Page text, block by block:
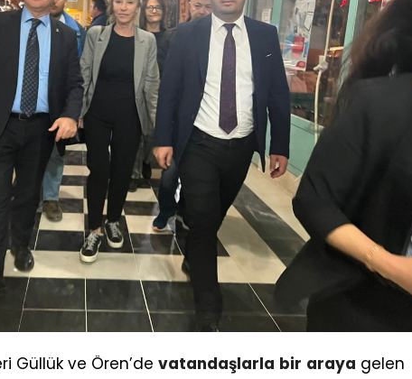
Güllük ve Ören’de vatandaşlarla bir araya gelen